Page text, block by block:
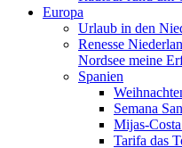
Europa
Urlaub in den
Renesse
Nordsee meine
Spanien
Semana
Mijas-
Tarifa das